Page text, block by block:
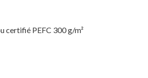
certifié PEFC 300 g/m²